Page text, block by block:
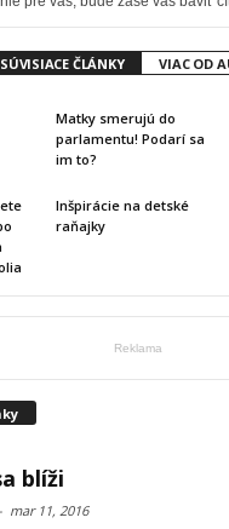
SÚVISIACE ČLÁNKY VIAC OD
Matky smerujú do
parlamentu! Podarí sa
im to?
Inšpirácie na detské
raňajky
Reklama
blíži
- mar 11, 2016